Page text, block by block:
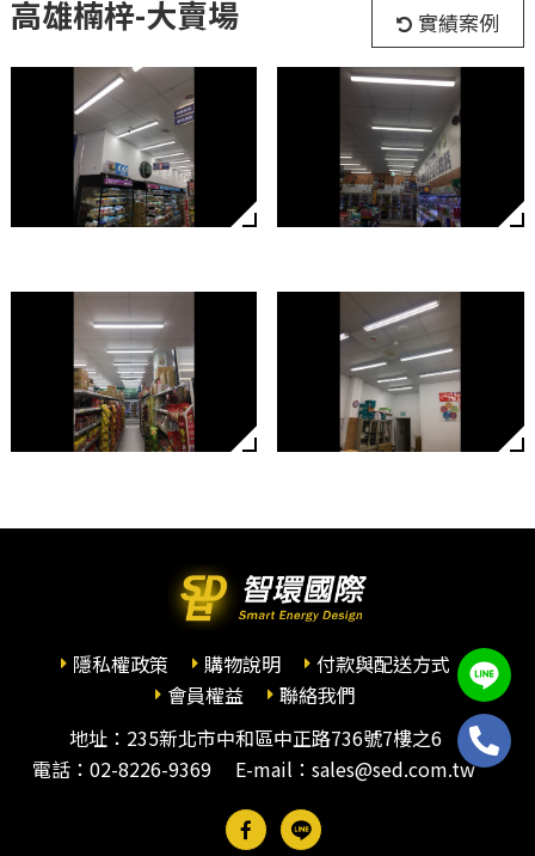
高雄楠梓-大賣場 實績案例
隱私權政策 購物說明
付款與配送方式
會員權益
聯絡我們
地址：235新北市中和區中正路736號7樓之6
電話： 02-8226-9369 E-mail：sales@sed.com.tw